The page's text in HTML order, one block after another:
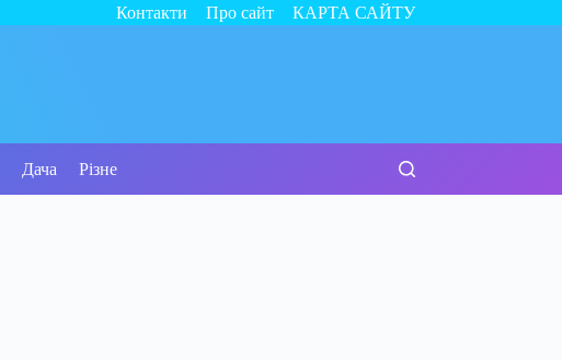
Контакти Про сайт КАРТА САЙТУ
Дача Різне